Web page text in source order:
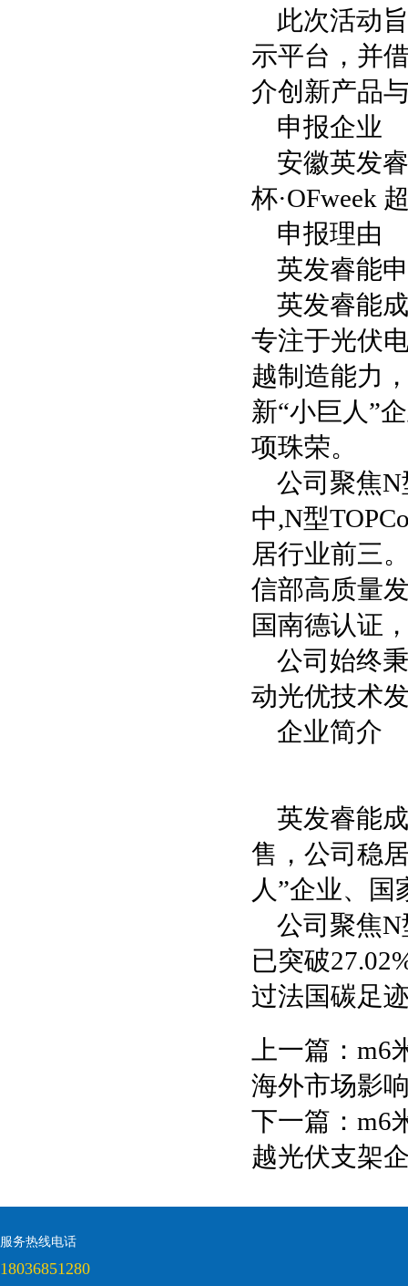
此次活动
示平台，并
介创新产品
申报企业
安徽英发
杯·OFweek
申报理由
英发睿能
英发睿能
专注于光伏
越制造能力
新“小巨人”
项珠荣。
公司聚焦N
中,N型
居行业前三
信部高质量
国南德认证
公司始终
动光优技术
企业简介
英发睿能
售，公司稳
人”企业、
公司聚焦N
已突破
过法国碳足
上一篇： m6
海外市场影
下一篇： m6
越光伏支架
服务热线电话
18036851280